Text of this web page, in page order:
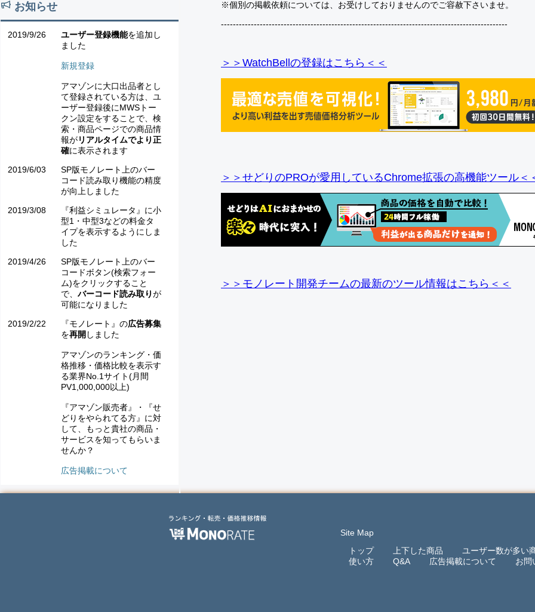
※個別の掲載依頼については、お受けしておりませんのでご容赦下さいませ。
------------------------------------------------------------------------------------------------
＞＞WatchBellの登録はこちら＜＜
＞＞せどりのPROが愛用しているChrome拡張の高機能ツール＜
＞＞モノレート開発チームの最新のツール情報はこちら＜＜
お知らせ
2019/9/26 ユーザー登録機能を追加し
ました
新規登録
アマゾンに大口出品者とし
て登録されている方は、ユ
ーザー登録後にMWSトー
クン設定をすることで、検
索・商品ページでの商品情
報がリアルタイムでより正
確に表示されます
2019/6/03
SP版モノレート上のバー
コード読み取り機能の精度
が向上しました
2019/3/08
『利益シミュレータ』に小
型1・中型3などの料金タ
イプを表示するようにしま
した
2019/4/26
SP版モノレート上のバー
コードボタン(検索フォー
ム)をクリックすること
で、バーコード読み取りが
可能になりました
2019/2/22
『モノレート』の広告募集
を再開しました
アマゾンのランキング・価
格推移・価格比較を表示す
る業界No.1サイト(月間
PV1,000,000以上)
『アマゾン販売者』・『せ
どりをやられてる方』に対
して、もっと貴社の商品・
サービスを知ってもらいま
せんか？
広告掲載について
Site Map
トップ
上下した商品
ユーザー数が多い
使い方
Q&A 広告掲載について お問